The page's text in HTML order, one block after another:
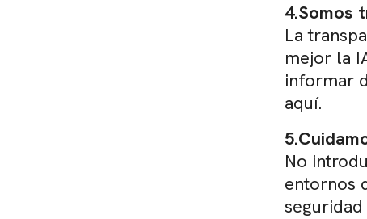
4.Somos
La
mejor la
informar
aquí.
No
entornos